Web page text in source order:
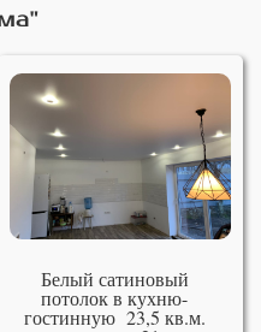
Белый сатиновый
потолок в кухню-
гостинную 23,5 кв.м.